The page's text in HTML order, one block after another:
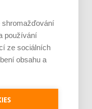
něm a ve
Přesto
shromažďování
používání
ze sociálních
obsahu a